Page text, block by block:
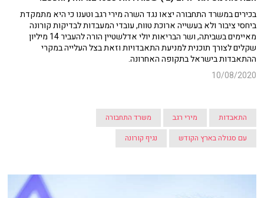
בכירים במשרד התחבורה יצאו נגד השרה מירי רגב וטענו כי היא מתמקדת
ביחסי ציבור ולא בעשייה ארוכת טווח, עובדי המעבדות לבדיקות קורונה
מאיימים בשביתה, ושר הבריאות יולי אדלשטיין הורה להעביר 14 מיליון
שקלים לצורך תוכנית למניעת התאבדויות וזאת בצל העלייה במקרי
ההתאבדות בישראל בתקופה האחרונה.
10/08/2020
התאבדות מירי רגב
משרד התחבורה
עם סגולה בארץ הקודש
נגיף קורונה